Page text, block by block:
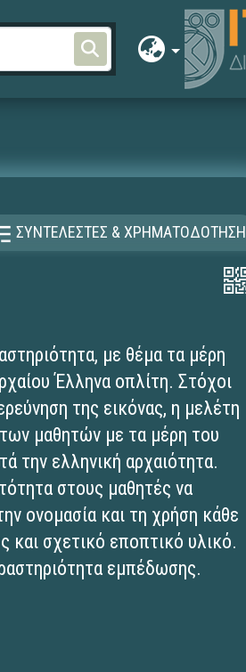
ΣΥΝΤΕΛΕΣΤΕΣ & ΧΡΗΜΑΤΟΔΟΤΗΣΗ
με θέμα τα μέρη
Έλληνα οπλίτη. Στόχοι
της εικόνας, η μελέτη
μαθητών με τα μέρη του
την ελληνική αρχαιότητα.
στους μαθητές να
ονομασία και τη χρήση κάθε
και σχετικό εποπτικό υλικό.
εμπέδωσης.